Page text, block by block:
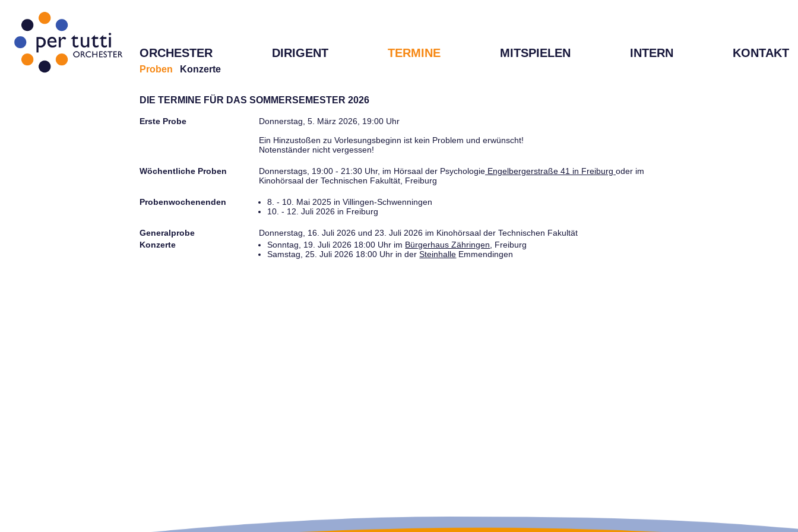
ORCHESTER DIRIGENT TERMINE MITSPIELEN INTERN KONTAKT
Proben Konzerte
DIE TERMINE FÜR DAS SOMMERSEMESTER 2026
Erste Probe
Donnerstag, 5. März 2026, 19:00 Uhr
Ein Hinzustoßen zu Vorlesungsbeginn ist kein Problem und erwünscht!
Notenständer nicht vergessen!
Wöchentliche Proben Donnerstags, 19:00 - 21:30 Uhr, im Hörsaal der Psychologie Engelbergerstraße 41 in Freiburg oder im
Kinohörsaal der Technischen Fakultät, Freiburg
Probenwochenenden
8. - 10. Mai 2025 in Villingen-Schwenningen
10. - 12. Juli 2026 in Freiburg
Generalprobe
Donnerstag, 16. Juli 2026 und 23. Juli 2026 im Kinohörsaal der Technischen Fakultät
Konzerte
Sonntag, 19. Juli 2026 18:00 Uhr im Bürgerhaus Zähringen , Freiburg
Samstag, 25. Juli 2026 18:00 Uhr in derSteinhalle Emmendingen